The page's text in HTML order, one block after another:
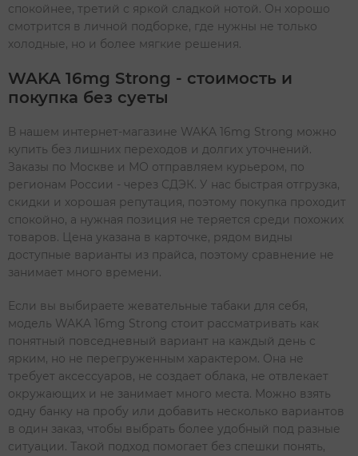
спокойнее, третий с яркой сладкой нотой. Он хорошо
смотрится в личной подборке, где нужны не только
холодные, но и более мягкие решения.
WAKA 16mg Strong - стоимость и
покупка без суеты
В нашем интернет-магазине WAKA 16mg Strong можно
купить без лишних переходов и долгих уточнений.
Заказы по Москве и МО отправляем курьером, по
регионам России - через СДЭК. У нас быстрая отгрузка,
скидки и хорошая репутация, поэтому покупка проходит
спокойно, а нужная позиция не теряется среди похожих
товаров. Цена указана в карточке, рядом видны
доступные варианты из прайса, поэтому сравнение не
занимает много времени.
Если вы выбираете жевательные табаки для себя,
модель WAKA 16mg Strong стоит рассматривать как
понятный повседневный вариант на каждый день с
ярким, но не перегруженным характером. Она не
требует аксессуаров, не создает облака, не отвлекает
окружающих и не занимает много места. Можно взять
одну банку на пробу или добавить несколько вариантов
в один заказ, чтобы выбрать более удобный под разные
ситуации. Такой подход помогает без спешки понять,